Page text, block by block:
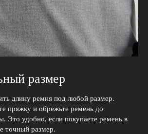
размер
длину ремня под любой размер.
пряжку и обрежьте ремень до
Это удобно, если покупаете ремень в
точный размер.